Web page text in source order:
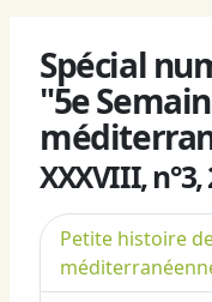
Spécial
"5e
XXXVIII, n°3,
Petite histoire